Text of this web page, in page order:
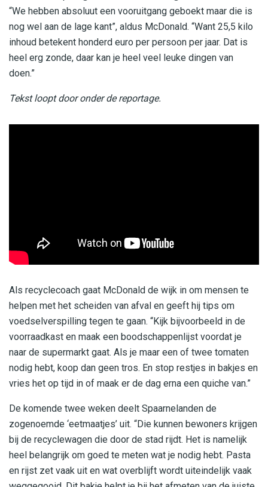
“We hebben absoluut een vooruitgang geboekt maar die is
nog wel aan de lage kant”, aldus McDonald. “Want 25,5 kilo
inhoud betekent honderd euro per persoon per jaar. Dat is
heel erg zonde, daar kan je heel veel leuke dingen van
doen.”
Tekst loopt door onder de reportage.
Als recyclecoach gaat McDonald de wijk in om mensen te
helpen met het scheiden van afval en geeft hij tips om
voedselverspilling tegen te gaan. “Kijk bijvoorbeeld in de
voorraadkast en maak een boodschappenlijst voordat je
naar de supermarkt gaat. Als je maar een of twee tomaten
nodig hebt, koop dan geen tros. En stop restjes in bakjes en
vries het op tijd in of maak er de dag erna een quiche van.”
De komende twee weken deelt Spaarnelanden de
zogenoemde ‘eetmaatjes’ uit. “Die kunnen bewoners krijgen
bij de recyclewagen die door de stad rijdt. Het is namelijk
heel belangrijk om goed te meten wat je nodig hebt. Pasta
en rijst zet vaak uit en wat overblijft wordt uiteindelijk vaak